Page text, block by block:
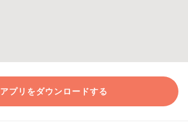
アプリをダウンロードする